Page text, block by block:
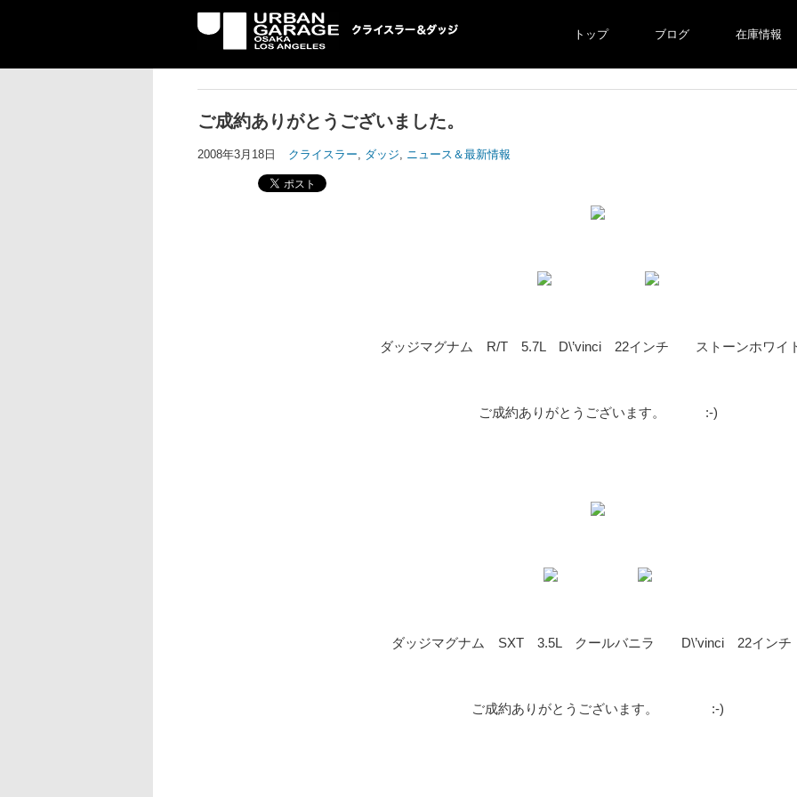
UG クライスラー＆ダ
ッジ専門店
トップ ブログ 在庫情報
ご成約ありがとうございました。
2008年3月18日 クライスラー, ダッジ, ニュース＆最新情報
ダッジマグナム R/T 5.7L D\’vinci 22インチ ストーンホワ
ご成約ありがとうございます。 :-)
ダッジマグナム SXT 3.5L クールバニラ D\’vinci 22イン
ご成約ありがとうございます。 :-)